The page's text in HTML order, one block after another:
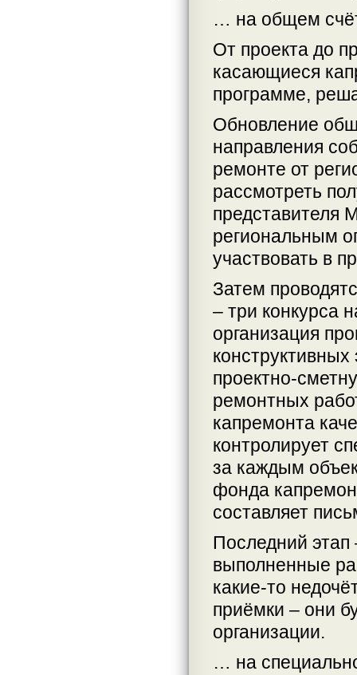
… на общем
От проекта до
касающиеся
программе,
Обновление
направления
ремонте от
рассмотреть
представителя
региональным
участвовать в
Затем
– три конкурса
организация
проектно-
ремонтных
капремонта
контролирует
за каждым
фонда
составляет
Последний
выполненные
какие-то
приёмки – они
организации.
… на